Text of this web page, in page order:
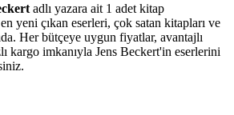
adlı yazara ait 1 adet kitap
yeni çıkan eserleri, çok satan kitapları ve
Her bütçeye uygun fiyatlar, avantajlı
kargo imkanıyla Jens Beckert'in eserlerini